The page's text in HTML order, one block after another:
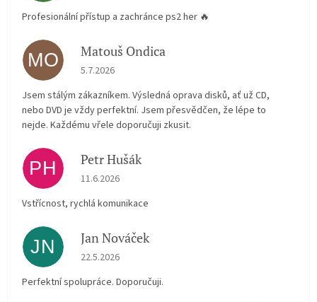
Profesionální přístup a zachránce ps2 her 🔥
MO Matouš Ondica
Hodnocení obchodu je 5 z 5 hvězdiček.
5.7.2026
Jsem stálým zákazníkem. Výsledná oprava disků, ať už CD,
nebo DVD je vždy perfektní. Jsem přesvědčen, že lépe to
nejde. Každému vřele doporučuji zkusit.
PH Petr Hušák
Hodnocení obchodu je 5 z 5 hvězdiček.
11.6.2026
Vstřícnost, rychlá komunikace
JN Jan Nováček
Hodnocení obchodu je 5 z 5 hvězdiček.
22.5.2026
Perfektní spolupráce. Doporučuji.